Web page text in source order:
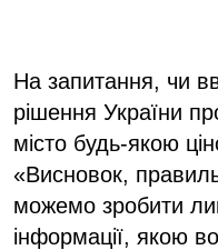
На запитання, чи
рішення України
місто будь-якою
«Висновок,
можемо зробити
інформації, якою